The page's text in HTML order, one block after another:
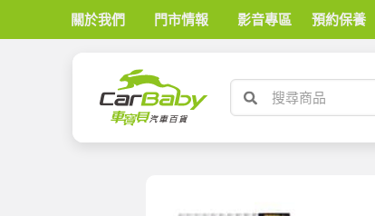
關於我們 門市情報 影音專區 預約保養